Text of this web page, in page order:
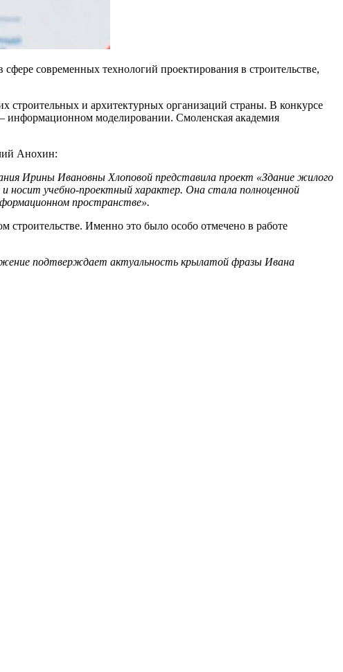
современных технологий проектирования в строительстве,
строительных и архитектурных организаций страны. В конкурсе
информационном моделировании. Смоленская академия
Анохин:
Ирины Ивановны Хлоповой представила проект «Здание жилого
и носит учебно-проектный характер. Она стала полноценной
пространстве».
Именно это было особо отмечено в работе
подтверждает актуальность крылатой фразы Ивана